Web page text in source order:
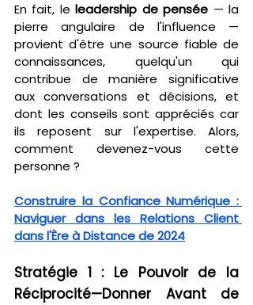
En fait, le leadership de pensée — la
pierre angulaire de l'influence —
provient d'être une source fiable de
connaissances, quelqu'un qui
contribue de manière significative
aux conversations et décisions, et
dont les conseils sont appréciés car
ils reposent sur l'expertise. Alors,
comment devenez-vous cette
personne ?
Construire la Confiance Numérique :
Naviguer dans les Relations Client
dans l'Ère à Distance de 2024
Stratégie 1 : Le Pouvoir de la
Réciprocité—Donner Avant de